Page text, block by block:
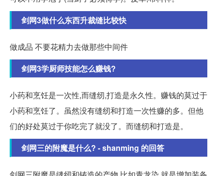
剑网3做什么东西升裁缝比较快
做成品 不要花精力去做那些中间件
剑网3学厨师技能怎么赚钱?
小药和烹饪是一次性,而缝纫,打造是永久性。赚钱的莫过于
小药和烹饪了。虽然没有缝纫和打造一次性赚的多。但他
们的好处莫过于你吃完了就没了。而缝纫和打造是。
剑网三的附魔是什么? - shanming 的回答